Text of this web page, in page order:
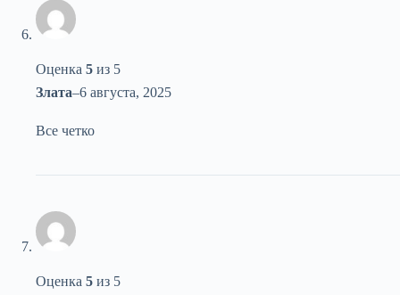
Оценка 5 из 5
Злата–6 августа, 2025
Все четко
Оценка 5 из 5